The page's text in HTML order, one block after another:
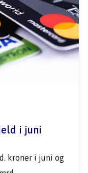
i juni
kroner i juni og